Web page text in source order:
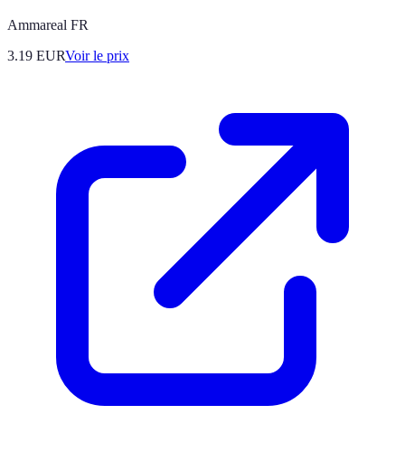
Ammareal FR
3.19 EURVoir le prix